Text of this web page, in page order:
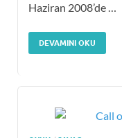
Haziran 2008’de …
DEVAMINI OKU